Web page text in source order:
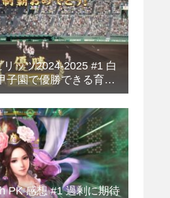
ッツ2024-2025 #1 白
子園で優勝できる育成
PK 感想 #1 過剰に期待